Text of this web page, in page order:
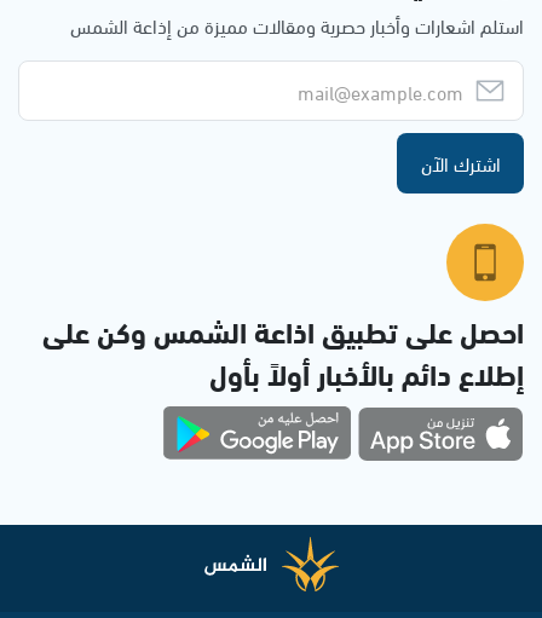
استلم اشعارات وأخبار حصرية ومقالات مميزة من إذاعة الشمس
اشترك الآن
احصل على تطبيق اذاعة الشمس وكن على
إطلاع دائم بالأخبار أولاً بأول